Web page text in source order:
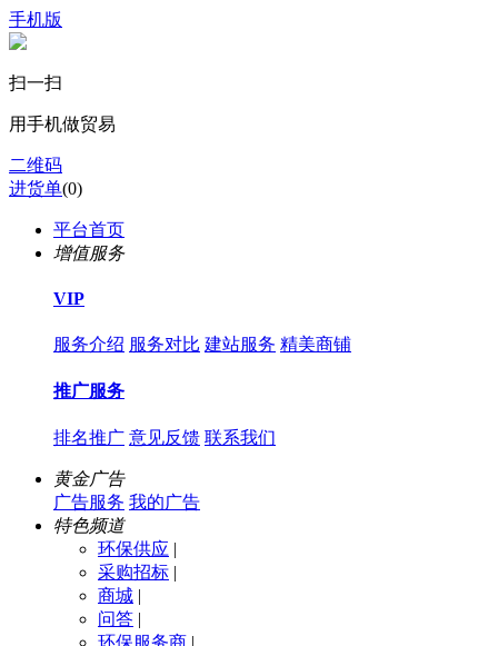
手机版
扫一扫
用手机做贸易
二维码
进货单(0)
平台首页
增值服务
VIP
服务介绍 服务对比 建站服务 精美商铺
推广服务
排名推广 意见反馈 联系我们
黄金广告
广告服务 我的广告
特色频道
环保供应 |
采购招标 |
商城 |
问答 |
环保服务商 |